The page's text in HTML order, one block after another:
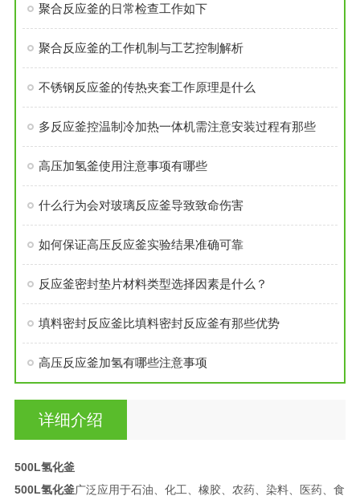
聚合反应釜的日常检查工作如下
聚合反应釜的工作机制与工艺控制解析
不锈钢反应釜的传热夹套工作原理是什么
多反应釜控温制冷加热一体机需注意安装过程有那些
高压加氢釜使用注意事项有哪些
什么行为会对玻璃反应釜导致致命伤害
如何保证高压反应釜实验结果准确可靠
反应釜密封垫片材料类型选择因素是什么？
填料密封反应釜比填料密封反应釜有那些优势
高压反应釜加氢有哪些注意事项
详细介绍
500L氢化釜
500L氢化釜广泛应用于石油、化工、橡胶、农药、染料、医药、食